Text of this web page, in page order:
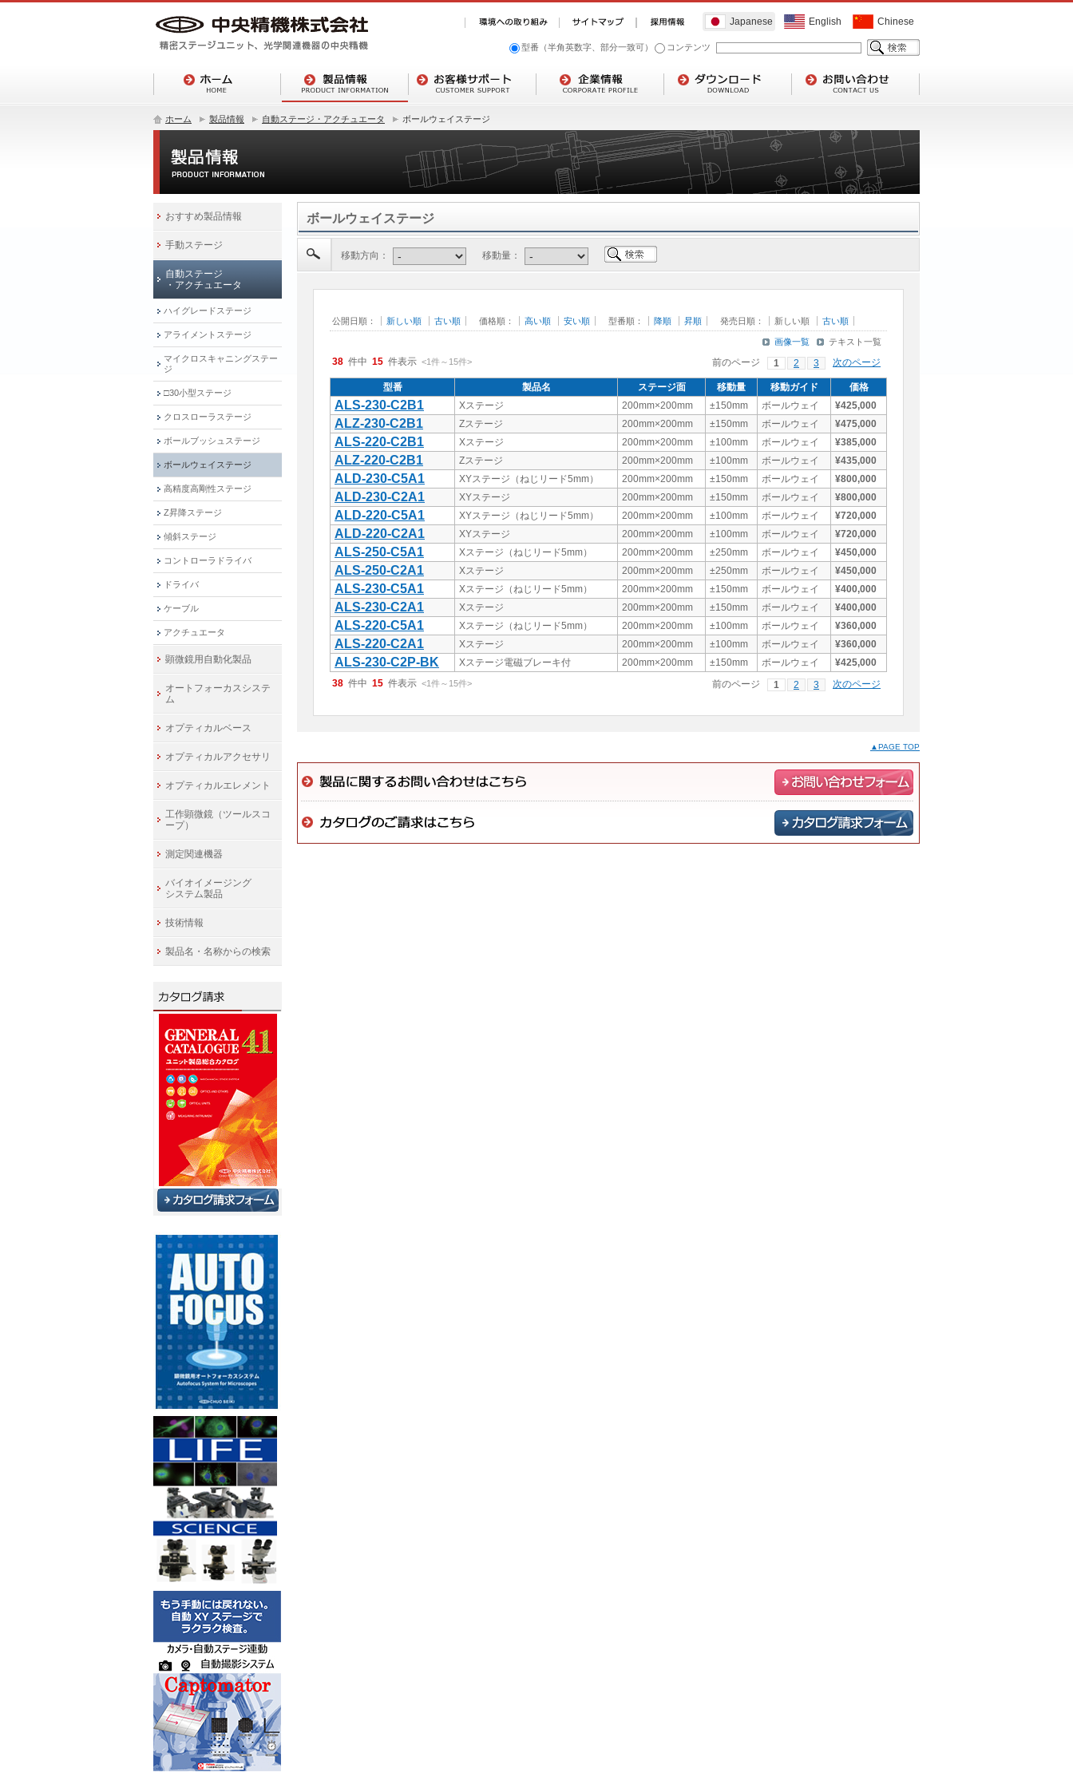
Japanese English Chinese
型番（半角英数字、部分一致可） コンテンツ
ホーム 製品情報 自動ステージ・アクチュエータ ボールウェイステージ
ボールウェイステージ
移動方向： 移動量：
公開日順： 新しい順 古い順 価格順： 高い順 安い順 型番順： 降順 昇順 発売日順： 新しい順 古い順
画像一覧 テキスト一覧
38 件中 15 件表示 <1件～ 15件> 前のページ 1 2 3 次のページ
型番 製品名 ステージ面 移動量 移動ガイド 価格
ALS-230-C2B1 Xステージ 200mm×200mm ±150mm ボールウェイ ¥425,000
ALZ-230-C2B1 Zステージ 200mm×200mm ±150mm ボールウェイ ¥475,000
ALS-220-C2B1 Xステージ 200mm×200mm ±100mm ボールウェイ ¥385,000
ALZ-220-C2B1 Zステージ 200mm×200mm ±100mm ボールウェイ ¥435,000
ALD-230-C5A1 XYステージ（ねじリード5mm） 200mm×200mm ±150mm ボールウェイ ¥800,000
ALD-230-C2A1 XYステージ 200mm×200mm ±150mm ボールウェイ ¥800,000
ALD-220-C5A1 XYステージ（ねじリード5mm） 200mm×200mm ±100mm ボールウェイ ¥720,000
ALD-220-C2A1 XYステージ 200mm×200mm ±100mm ボールウェイ ¥720,000
ALS-250-C5A1 Xステージ（ねじリード5mm） 200mm×200mm ±250mm ボールウェイ ¥450,000
ALS-250-C2A1 Xステージ 200mm×200mm ±250mm ボールウェイ ¥450,000
ALS-230-C5A1 Xステージ（ねじリード5mm） 200mm×200mm ±150mm ボールウェイ ¥400,000
ALS-230-C2A1 Xステージ 200mm×200mm ±150mm ボールウェイ ¥400,000
ALS-220-C5A1 Xステージ（ねじリード5mm） 200mm×200mm ±100mm ボールウェイ ¥360,000
ALS-220-C2A1 Xステージ 200mm×200mm ±100mm ボールウェイ ¥360,000
ALS-230-C2P-BK Xステージ電磁ブレーキ付 200mm×200mm ±150mm ボールウェイ
¥425,000
38 件中 15 件表示 <1件～ 15件> 前のページ 1 2 3 次のページ
▲PAGE TOP
おすすめ製品情報
手動ステージ
自動ステージ
・アクチュエータ
ハイグレードステージ
アライメントステージ
マイクロスキャニングステー
ジ
□30小型ステージ
クロスローラステージ
ボールブッシュステージ
ボールウェイステージ
高精度高剛性ステージ
Z昇降ステージ
傾斜ステージ
コントローラドライバ
ドライバ
ケーブル
アクチュエータ
顕微鏡用自動化製品
オートフォーカスシステ
ム
オプティカルベース
オプティカルアクセサリ
オプティカルエレメント
工作顕微鏡（ツールスコ
ープ）
測定関連機器
バイオイメージング
システム製品
技術情報
製品名・名称からの検索